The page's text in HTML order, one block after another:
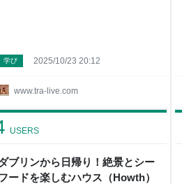
www.tra-live.com
学び 2025/10/23 20:12
ブリンから日帰り！絶景とシー
ードを楽しむハウス（Howth）
USERS